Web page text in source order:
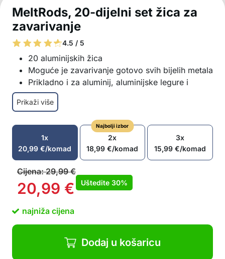
MeltRods, 20-dijelni set žica za
zavarivanje
4.5 / 5
20 aluminijskih žica
Moguće je zavarivanje gotovo svih bijelih metala
Prikladno i za aluminij, aluminijske legure i
lijevani aluminij
Prikladno i za legure cinka, lijevani cink, legure
magnezija, legure bakra i druge
Radna temperatura od 380 do 420 °C
Iznimna čvrstoća vara nakon zavarivanja
Uključuje: 20x aluminijskih žica za zavarivanje
dim. 50 cm x 2 mm
Prikaži više
1x
20,99€/komad
Najbolji izbor
2x
18,99€/komad
3x
15,99€/komad
Cijena:29,99€
20,99 € Uštedite 30%
najniža cijena
Dodaj u košaricu